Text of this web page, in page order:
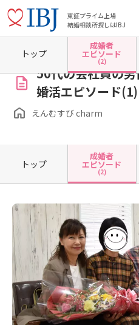
東証プライム上場
結婚相談所探しはIBJ
ホーム 長野県の結婚相談所 長野県諏訪市
50代の会社員の
婚活エピソード(1)
えんむすび charm
トップ
成婚者
エピソード
(2)
トップ
成婚者
エピソード
(2)